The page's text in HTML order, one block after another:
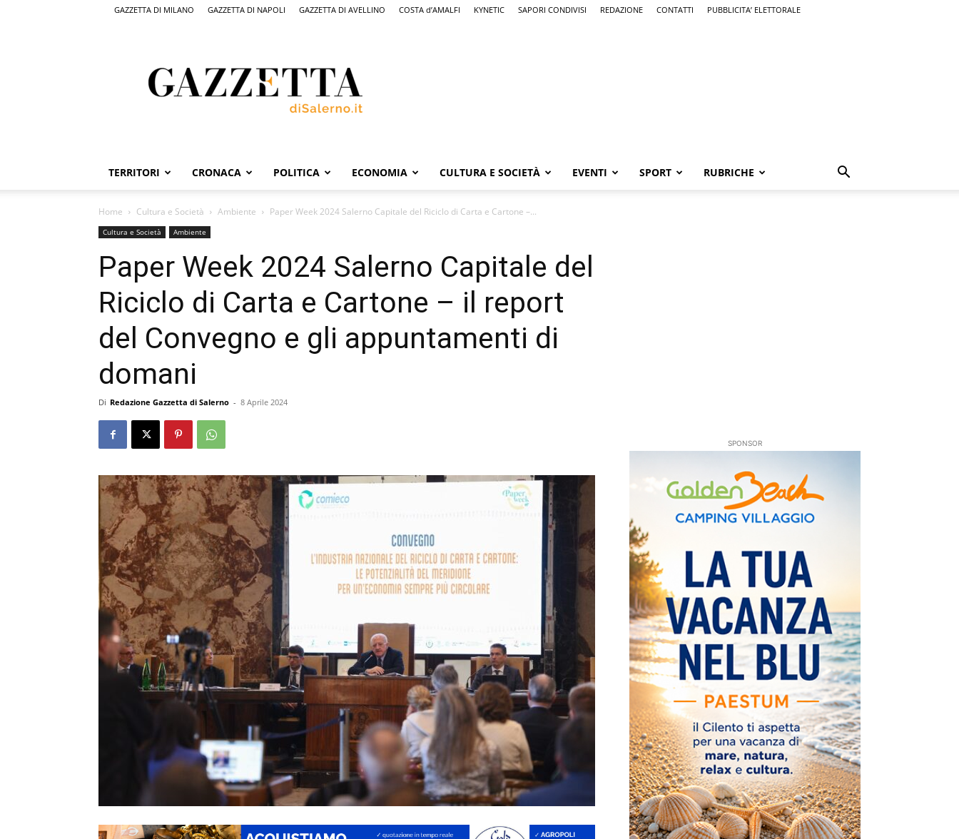
GAZZETTA DI MILANO GAZZETTA DI NAPOLI GAZZETTA DI AVELLINO COSTA d’AMALFI KYNETIC SAPORI CONDIVISI REDAZIONE CONTATTI PUBBLICITA’ ELETTORALE
Salerno,
il
quotidiano
Salerno
TERRITORI CRONACA POLITICA ECONOMIA CULTURA E SOCIETÀ EVENTI SPORT RUBRICHE
Home Cultura e Società Ambiente Paper Week 2024 Salerno Capitale del Riciclo di Carta e Cartone –...
Cultura e Società Ambiente
Paper Week 2024 Salerno Capitale del
Riciclo di Carta e Cartone – il report
del Convegno e gli appuntamenti di
domani
Di Redazione Gazzetta di Salerno - 8 Aprile 2024
SPONSOR